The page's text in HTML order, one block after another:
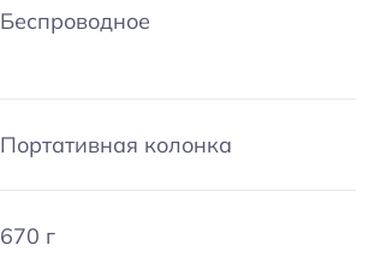
Беспроводное
Портативная колонка
670 г